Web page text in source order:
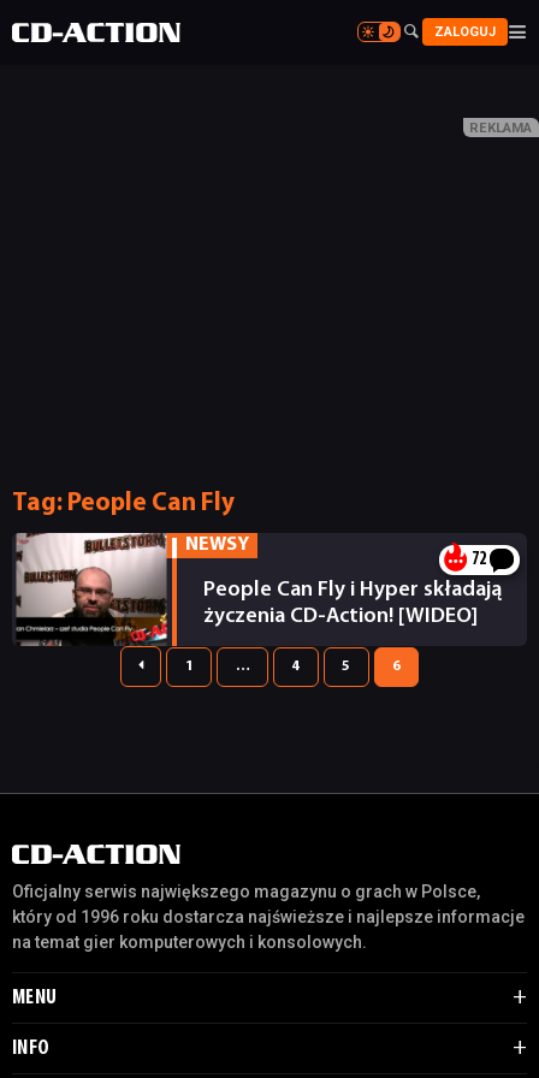

 ZALOGUJ 

KULTURA
RETRO
TECHNOLOGIE
JUŻ GRALIŚMY
SKLEP
Tag: People Can Fly
NEWSY
72
People Can Fly i Hyper składają
życzenia CD-Action! [WIDEO]
 1 … 4 5 6
Oficjalny serwis największego magazynu o grach w Polsce,
który od 1996 roku dostarcza najświeższe i najlepsze informacje
na temat gier komputerowych i konsolowych.
MENU
INFO